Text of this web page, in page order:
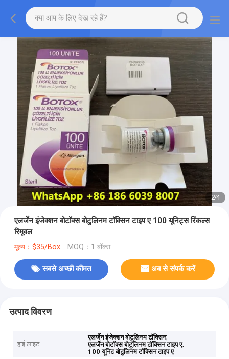
2/4
एलर्जेन इंजेक्शन बोटॉक्स बोटुलिनम टॉक्सिन टाइप ए 100 यूनिट्स रिंकल्स
रिमूवल
मूल्य：$35/Box MOQ：1 बॉक्स
सबसे अच्छी कीमत अब से संपर्क करें
उत्पाद विवरण
हाई लाइट
एलर्जेन इंजेक्शन बोटुलिनम टॉक्सिन,
एलर्जेन बोटॉक्स बोटुलिनम टॉक्सिन टाइप ए,
100 यूनिट बोटुलिनम टॉक्सिन टाइप ए